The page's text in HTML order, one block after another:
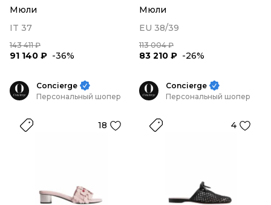
Мюли
IT 37
143 411 ₽
91 140 ₽ -36%
Мюли
EU 38/39
113 004 ₽
83 210 ₽ -26%
Concierge
Персональный шопер
18
Concierge
Персональный шопер
4